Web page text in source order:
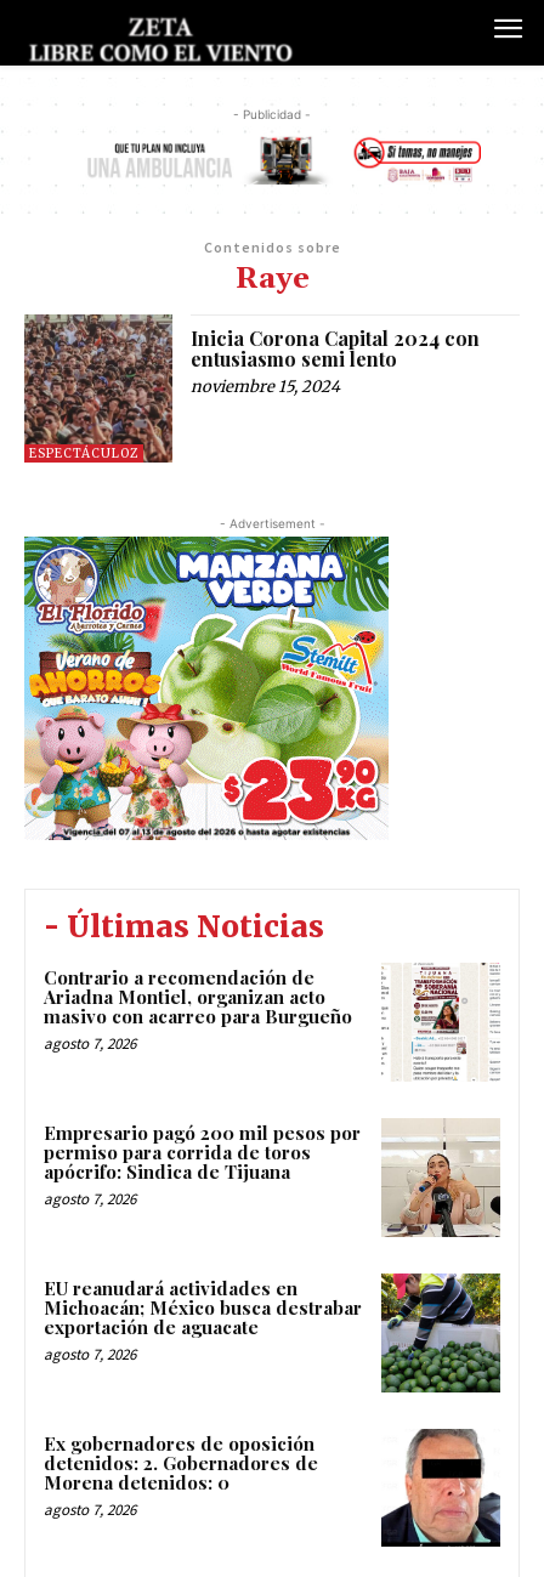
- Publicidad -
Contenidos sobre
Raye
ESPECTÁCULOZ
Inicia Corona Capital 2024 con
entusiasmo semi lento
noviembre 15, 2024
- Advertisement -
- Últimas Noticias
Contrario a recomendación de
Ariadna Montiel, organizan acto
masivo con acarreo para Burgueño
agosto 7, 2026
Empresario pagó 200 mil pesos por
permiso para corrida de toros
apócrifo: Sindica de Tijuana
agosto 7, 2026
EU reanudará actividades en
Michoacán; México busca destrabar
exportación de aguacate
agosto 7, 2026
Ex gobernadores de oposición
detenidos: 2. Gobernadores de
Morena detenidos: 0
agosto 7, 2026